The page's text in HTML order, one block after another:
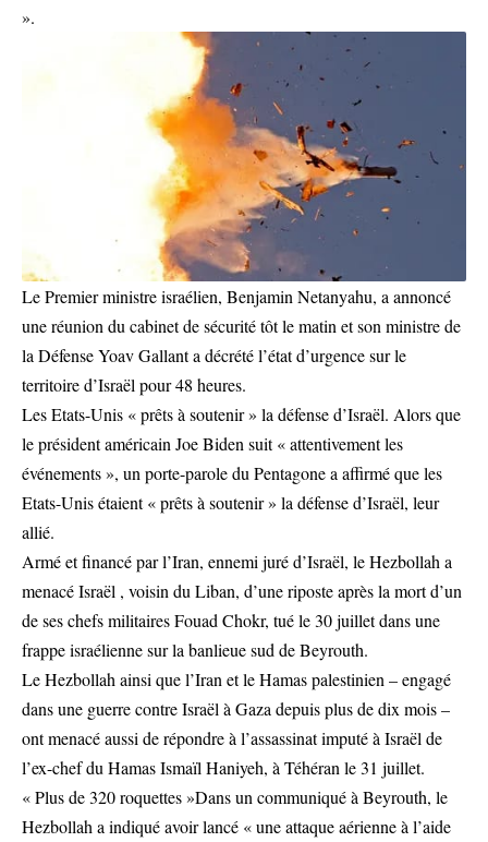
».
Le Premier ministre israélien, Benjamin Netanyahu, a annoncé
une réunion du cabinet de sécurité tôt le matin et son ministre de
la Défense Yoav Gallant a décrété l’état d’urgence sur le
territoire d’Israël pour 48 heures.
Les Etats-Unis « prêts à soutenir » la défense d’Israël. Alors que
le président américain Joe Biden suit « attentivement les
événements », un porte-parole du Pentagone a affirmé que les
Etats-Unis étaient « prêts à soutenir » la défense d’Israël, leur
allié.
Armé et financé par l’Iran, ennemi juré d’Israël, le Hezbollah a
menacé Israël , voisin du Liban, d’une riposte après la mort d’un
de ses chefs militaires Fouad Chokr, tué le 30 juillet dans une
frappe israélienne sur la banlieue sud de Beyrouth.
Le Hezbollah ainsi que l’Iran et le Hamas palestinien – engagé
dans une guerre contre Israël à Gaza depuis plus de dix mois –
ont menacé aussi de répondre à l’assassinat imputé à Israël de
l’ex-chef du Hamas Ismaïl Haniyeh, à Téhéran le 31 juillet.
« Plus de 320 roquettes »Dans un communiqué à Beyrouth, le
Hezbollah a indiqué avoir lancé « une attaque aérienne à l’aide